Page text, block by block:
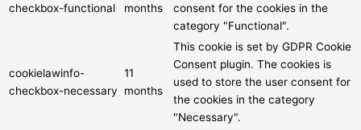
checkbox-functional
months
consent for the cookies in the
category "Functional".
cookielawinfo-
checkbox-necessary
11
months
This cookie is set by GDPR Cookie
Consent plugin. The cookies is
used to store the user consent for
the cookies in the category
"Necessary".